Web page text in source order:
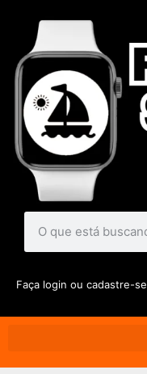
Faça login ou cadastre-se